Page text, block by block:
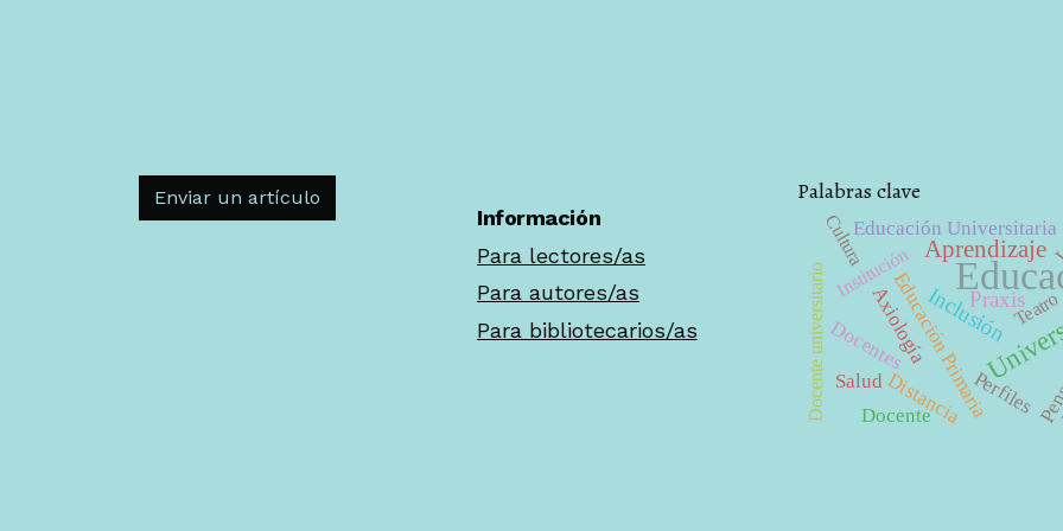
Enviar un artículo
Información
Para lectores/as
Para autores/as
Para bibliotecarios/as
Palabras clave
Aprendizaje
Praxis
Inclusión
Axiología
Educación Primaria
Educación Universitaria
Perfiles
Docentes
Distancia
Docente
Salud
Docente universitario Institución
Cultura
Teatro